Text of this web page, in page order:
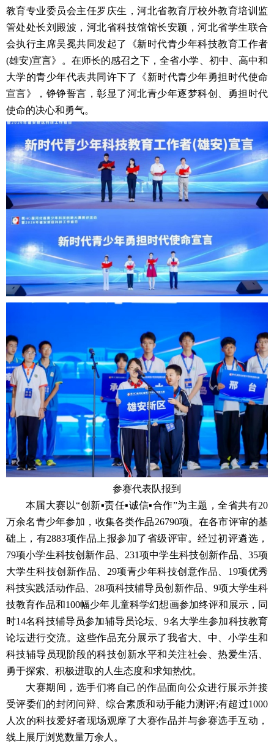
教育专业委员会主任罗庆生，河北省教育厅校外教育培训监
管处处长刘殿波，河北省科技馆馆长安颖，河北省学生联合
会执行主席吴冕共同发起了《新时代青少年科技教育工作者
(雄安)宣言》。在师长的感召之下，全省小学、初中、高中和
大学的青少年代表共同许下了《新时代青少年勇担时代使命
宣言》，铮铮誓言，彰显了河北青少年逐梦科创、勇担时代
使命的决心和勇气。
参赛代表队报到
本届大赛以“创新▪责任▪诚信▪合作”为主题，全省共有20
万余名青少年参加，收集各类作品26790项。在各市评审的基
础上，有2883项作品上报参加了省级评审。经过初评遴选，
79项小学生科技创新作品、231项中学生科技创新作品、35项
大学生科技创新作品、29项青少年科技创意作品、19项优秀
科技实践活动作品、28项科技辅导员创新作品、9项大学生科
技教育作品和100幅少年儿童科学幻想画参加终评和展示，同
时14名科技辅导员参加辅导员论坛、9名大学生参加科技教育
论坛进行交流。这些作品充分展示了我省大、中、小学生和
科技辅导员现阶段的科技创新水平和关注社会、热爱生活、
勇于探索、积极进取的人生态度和求知热忱。
大赛期间，选手们将自己的作品面向公众进行展示并接
受评委们的封闭问辩、综合素质和动手能力测评;有超过1000
人次的科技爱好者现场观摩了大赛作品并与参赛选手互动，
线上展厅浏览数量万余人。